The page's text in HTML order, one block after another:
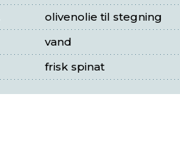
olivenolie til stegning
vand
frisk spinat